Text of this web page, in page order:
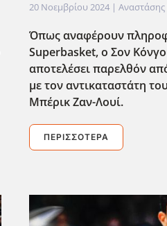
20 Νοεμβρίου 2024 |
Όπως αναφέρουν
Superbasket, ο Σον
αποτελέσει παρελθόν
με τον αντικαταστάτη
Μπέρικ Ζαν-Λουί.
ΠΕΡΙΣΣΌΤΕΡΑ